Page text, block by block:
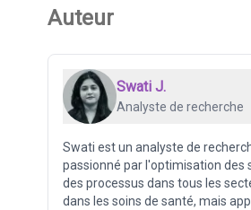
Auteur
Swati J.
Analyste de recherche
Swati est un analyste de
passionné par l'optimisation des
des processus dans tous les
dans les soins de santé, mais